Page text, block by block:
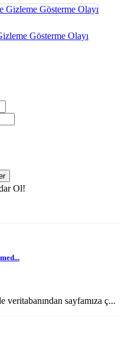
Gösterme Olayı
Ol!
veritabanından sayfamıza ç...